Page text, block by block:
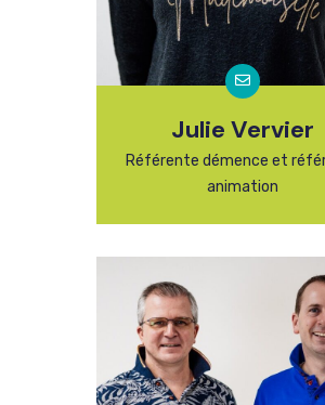
Julie Vervier
Référente démence et
animation